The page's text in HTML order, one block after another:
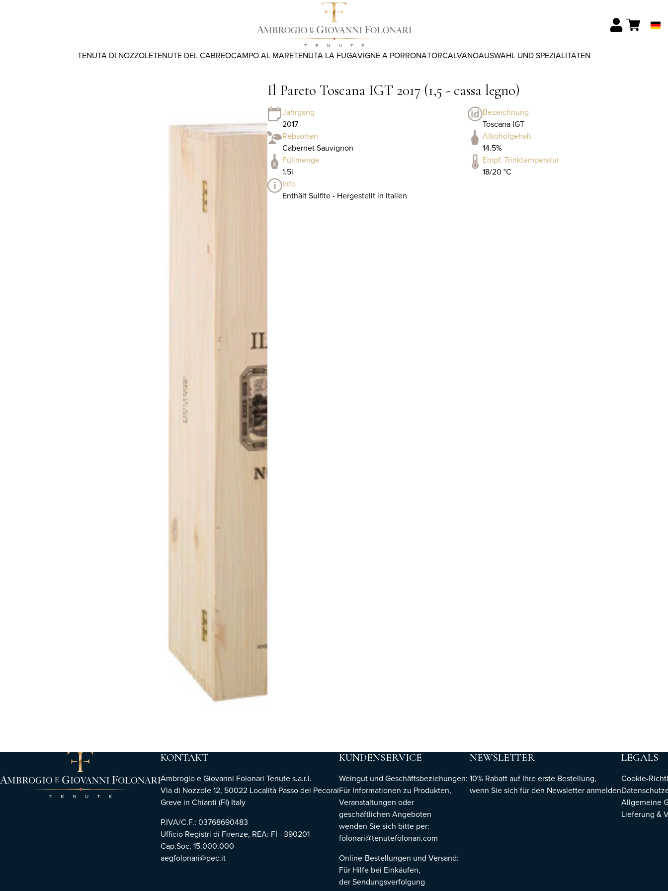
TENUTA DI NOZZOLETENUTE DEL CABREOCAMPO AL MARETENUTA LA FUGAVIGNE A PORRONATORCALVANOAUSWAHL UND SPEZIALITÄTEN
Il Pareto Toscana IGT 2017 (1,5 - cassa legno)
Jahrgang
2017
Bezeichnung
Toscana IGT
Rebsorten
Cabernet Sauvignon
Alkoholgehalt
14.5%
Füllmenge
1.5l
Empf. Trinktemperatur
18/20 °C
Info
Enthält Sulfite - Hergestellt in Italien
KONTAKT
Ambrogio e Giovanni Folonari Tenute s.a.r.l.
Via di Nozzole 12, 50022 Località Passo dei Pecorai
Greve in Chianti (FI) Italy
P.IVA/C.F.: 03768690483
Ufficio Registri di Firenze, REA: FI - 390201
Cap.Soc. 15.000.000
aegfolonari@pec.it
KUNDENSERVICE
Weingut und Geschäftsbeziehungen:
Für Informationen zu Produkten,
Veranstaltungen oder
geschäftlichen Angeboten
wenden Sie sich bitte per:
folonari@tenutefolonari.com
Online-Bestellungen und Versand:
Für Hilfe bei Einkäufen,
der Sendungsverfolgung
NEWSLETTER
10% Rabatt auf Ihre erste Bestellung,
wenn Sie sich für den Newsletteranmelden
LEGALS
Cookie-
Allgemeine
Lieferung &